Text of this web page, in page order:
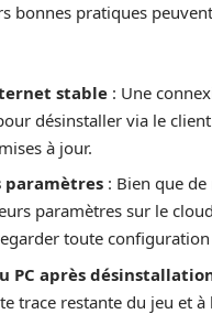
bonnes pratiques
stable : Une
désinstaller via le
à jour.
paramètres : Bien que
paramètres sur le
toute
PC après
trace restante du jeu et à